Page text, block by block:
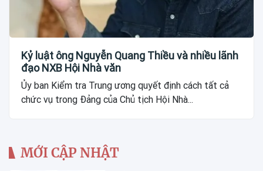
Kỷ luật ông Nguyễn Quang Thiều và nhiều lãnh
đạo NXB Hội Nhà văn
Ủy ban Kiểm tra Trung ương quyết định cách tất cả
chức vụ trong Đảng của Chủ tịch Hội Nhà...
MỚI CẬP NHẬT